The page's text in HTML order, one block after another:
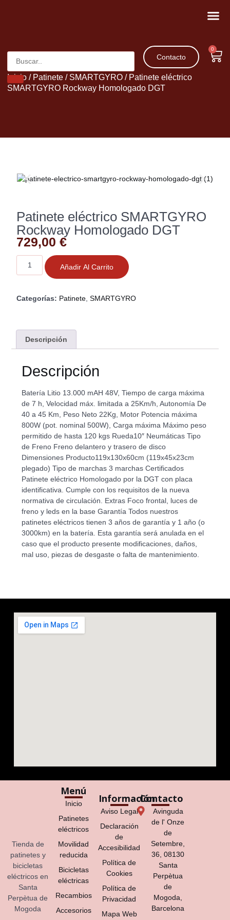
Contacto
0
Inicio / Patinete / SMARTGYRO / Patinete eléctrico
SMARTGYRO Rockway Homologado DGT
Patinete eléctrico SMARTGYRO
Rockway Homologado DGT
729,00€
Añadir Al Carrito
Categorías: Patinete ,SMARTGYRO
Descripción
Descripción
Batería Litio 13.000 mAH 48V, Tiempo de carga máxima
de 7 h, Velocidad máx. limitada a 25Km/h, Autonomía De
40 a 45 Km, Peso Neto 22Kg, Motor Potencia máxima
800W (pot. nominal 500W), Carga máxima Máximo peso
permitido de hasta 120 kgs Rueda10″ Neumáticas Tipo
de Freno Freno delantero y trasero de disco
Dimensiones Producto119x130x60cm (119x45x23cm
plegado) Tipo de marchas 3 marchas Certificados
Patinete eléctrico Homologado por la DGT con placa
identificativa. Cumple con los requisitos de la nueva
normativa de circulación. Extras Foco frontal, luces de
freno y leds en la base Garantía Todos nuestros
patinetes eléctricos tienen 3 años de garantía y 1 año (o
3000km) en la batería. Esta garantía será anulada en el
caso que el producto presente modificaciones, daños,
mal uso, piezas de desgaste o falta de mantenimiento.
Tienda de
patinetes y
bicicletas
eléctricos en
Santa
Perpètua de
Mogoda
Menú
Inicio
Patinetes
eléctricos
Movilidad
reducida
Bicicletas
eléctricas
Recambios
Accesorios
Información
Aviso Legal
Declaración
de
Accesibilidad
Política de
Cookies
Política de
Privacidad
Mapa Web
Contacto
Avinguda
de l' Onze
de
Setembre,
36, 08130
Santa
Perpètua
de
Mogoda,
Barcelona